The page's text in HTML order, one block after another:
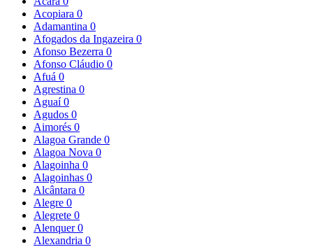
Acopiara 0
Adamantina 0
Afogados da Ingazeira 0
Afonso Bezerra 0
Afonso Cláudio 0
Afuá 0
Agrestina 0
Aguaí0
Agudos 0
Aimorés 0
Alagoa Grande 0
Alagoa Nova 0
Alagoinha 0
Alagoinhas 0
Alcântara 0
Alegre 0
Alegrete 0
Alenquer0
Alexandria 0